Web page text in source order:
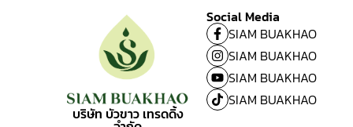
บริษัท บัวขาว เทรดดิ้ง
Social Media
SIAM BUAKHAO
SIAM BUAKHAO
SIAM BUAKHAO
SIAM BUAKHAO